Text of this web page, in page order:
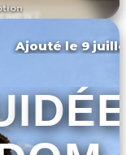
Ajouté le 9